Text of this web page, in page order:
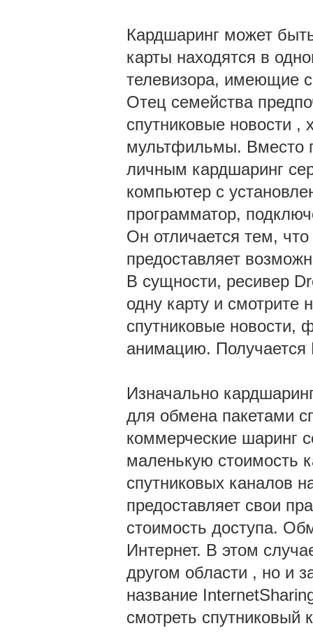
Кардшаринг может
карты находятся в
телевизора, имеющие
Отец семейства
спутниковые новости
мультфильмы. Вместо
личным кардшаринг
компьютер с
программатор,
Он отличается тем,
предоставляет
В сущности, ресивер
одну карту и смотрите
спутниковые
анимацию. Получается
Изначально
для обмена пакетами
коммерческие шаринг
маленькую стоимость
спутниковых каналов
предоставляет свои
стоимость доступа.
Интернет. В этом
другом области , но и
название
смотреть спутниковый